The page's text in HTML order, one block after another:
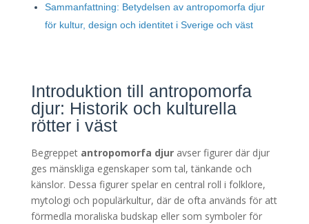
Sammanfattning: Betydelsen av antropomorfa djur
för kultur, design och identitet i Sverige och väst
Introduktion till antropomorfa
djur: Historik och kulturella
rötter i väst
Begreppet antropomorfa djuravser figurer där djur
ges mänskliga egenskaper som tal, tänkande och
känslor. Dessa figurer spelar en central roll i folklore,
mytologi och populärkultur, där de ofta används för att
förmedla moraliska budskap eller som symboler för